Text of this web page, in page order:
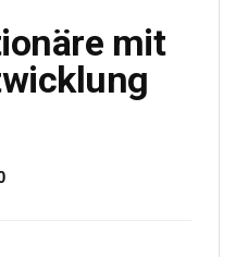
mit